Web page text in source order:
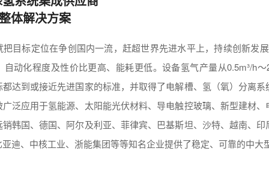
体解决方案
目标定位在争创国内一流，赶超世界先进水平上，持续创新发
动化程度及性价比更高、能耗更低。设备氢气产量从0.5m³/h
达到或接近先进国家的标准，并取得了电解槽、氢（氧）分离
泛应用于氢能源、太阳能光伏材料、导电触控玻璃、新型建材
韩国、德国、阿尔及利亚、菲律宾、巴基斯坦、沙特、越南、
迪、中核工业、浙能集团等等知名企业提供了稳定、可靠的中大